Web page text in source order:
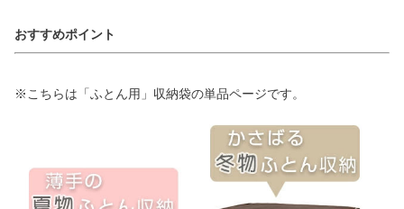
おすすめポイント
※こちらは「ふとん用」収納袋の単品ページです。